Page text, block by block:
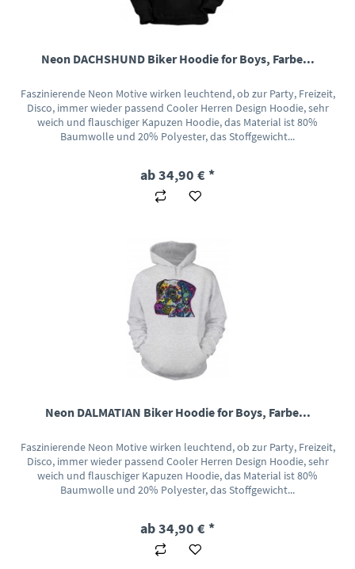
Neon DACHSHUND Biker Hoodie for Boys, Farbe...
Faszinierende Neon Motive wirken leuchtend, ob zur Party, Freizeit,
Disco, immer wieder passend Cooler Herren Design Hoodie, sehr
weich und flauschiger Kapuzen Hoodie, das Material ist 80%
Baumwolle und 20% Polyester, das Stoffgewicht...
ab 34,90 € *
Neon DALMATIAN Biker Hoodie for Boys, Farbe...
Faszinierende Neon Motive wirken leuchtend, ob zur Party, Freizeit,
Disco, immer wieder passend Cooler Herren Design Hoodie, sehr
weich und flauschiger Kapuzen Hoodie, das Material ist 80%
Baumwolle und 20% Polyester, das Stoffgewicht...
ab 34,90 € *